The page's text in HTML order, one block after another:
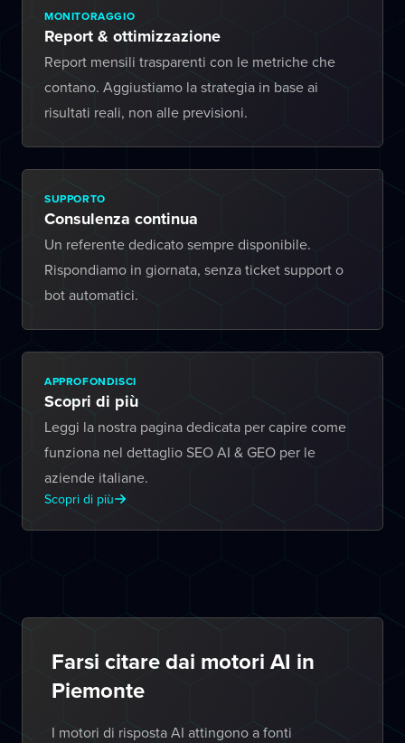
MONITORAGGIO
Report & ottimizzazione
Report mensili trasparenti con le metriche che
contano. Aggiustiamo la strategia in base ai
risultati reali, non alle previsioni.
SUPPORTO
Consulenza continua
Un referente dedicato sempre disponibile.
Rispondiamo in giornata, senza ticket support o
bot automatici.
APPROFONDISCI
Scopri di più
Leggi la nostra pagina dedicata per capire come
funziona nel dettaglio SEO AI & GEO per le
aziende italiane.
Scopri di più
Farsi citare dai motori AI in
Piemonte
I motori di risposta AI attingono a fonti